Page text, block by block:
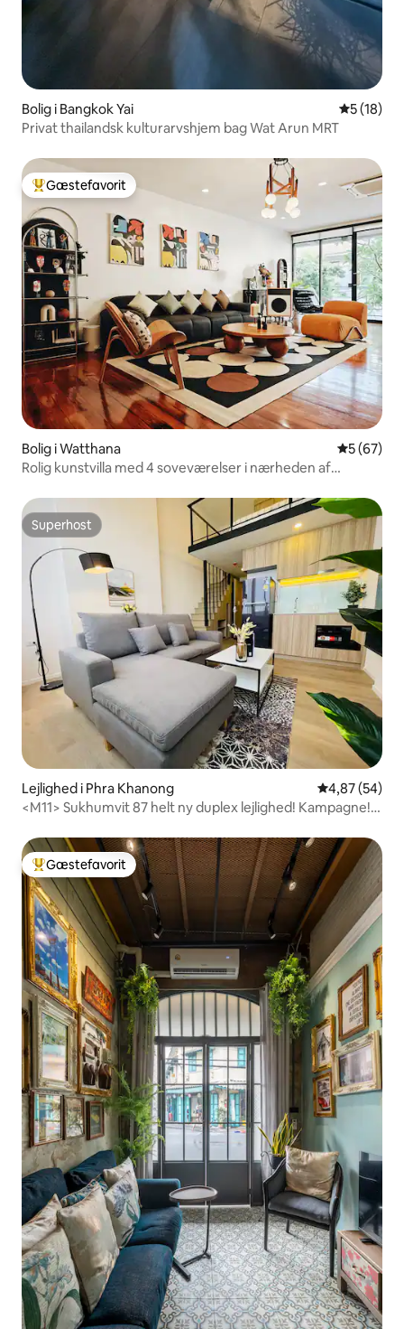
Bolig i Bangkok Yai 5 ud af 5 i
5 (18)
Privat thailandsk kulturarvshjem bag Wat Arun MRT
Bedste gæstefavorit
Gæstefavorit
Bolig i Watthana 5 ud af 5 i
5 (67)
Rolig kunstvilla med 4 soveværelser i nærheden af
Superhost
Superhost
Lejlighed i Phra Khanong 4,87 ud af 5 i
4,87 (54)
<M11> Sukhumvit 87 helt ny duplex lejlighed! Kampagne!
Bedste gæstefavorit
Gæstefavorit